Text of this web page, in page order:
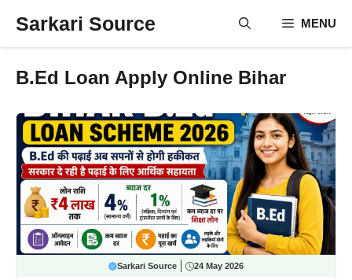
Sarkari Source MENU
B.Ed Loan Apply Online Bihar
Sarkari Source 24 May 2026